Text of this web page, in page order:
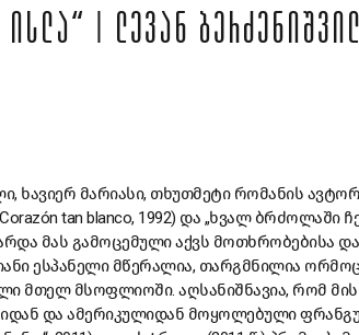
| ᲚᲔᲕᲐᲜ
ხავიერ მარიასი, თხუთმეტი რომანის
tan blanco, 1992) და „ხვალ ბრძოლაში
მას გამოცემული აქვს მოთხრობებისა
ესპანელი მწერალია, თარგმნილია
მთელ მსოფლიოში. აღსანიშნავია, რომ
და ამერიკულიდან მოყოლებული ფრანგულ